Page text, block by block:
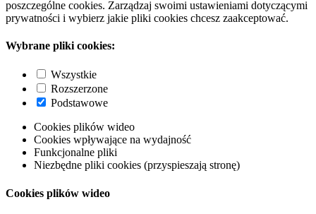
poszczególne cookies. Zarządzaj swoimi ustawieniami dotyczącymi
prywatności i wybierz jakie pliki cookies chcesz zaakceptować.
Wybrane pliki cookies:
Wszystkie
Rozszerzone
Podstawowe
Cookies plików wideo
Cookies wpływające na wydajność
Funkcjonalne pliki
Niezbędne pliki cookies (przyspieszają stronę)
Cookies plików wideo